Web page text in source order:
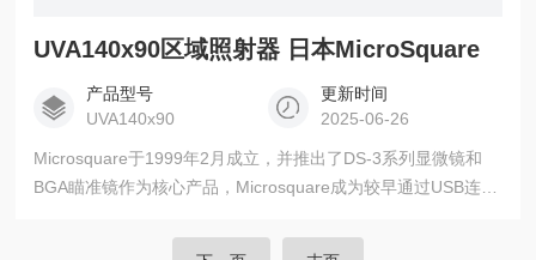
UVA140x90区域照射器 日本MicroSquare
产品型号
UVA140x90
更新时间
2025-06-26
Microsquare于1999年2月成立，并推出了DS-3系列显微镜和
BGA瞄准镜作为核心产品，Microsquare成为较早通过USB连接
年，Microsquare利用当时培养的照明技术进入了UVLED辐照器